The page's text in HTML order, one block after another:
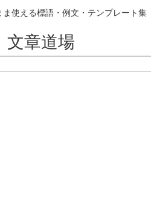
使える標語・例文・テンプレート集
文章道場